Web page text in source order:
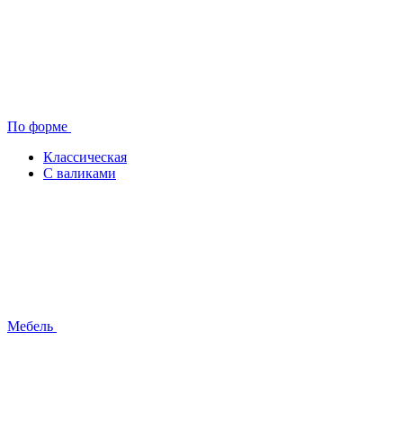
По форме
Классическая
С валиками
Мебель